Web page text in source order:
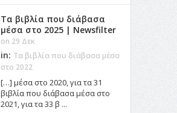
Τα βιβλία που διάβασα
μέσα στο 2025 | Newsfilter
on 29 Δεκ
in: Τα βιβλία που διάβασα μέσα
στο 2022
[…] μέσα στο 2020, για τα 31
βιβλία που διάβασα μέσα στο
2021, για τα 33 β ...